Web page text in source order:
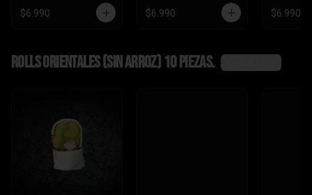
crema,pimentón)
$6.990
tempura,
$6.990
,queso
$6.990
Rolls Orientales (SIN ARROZ) 10 piezas.